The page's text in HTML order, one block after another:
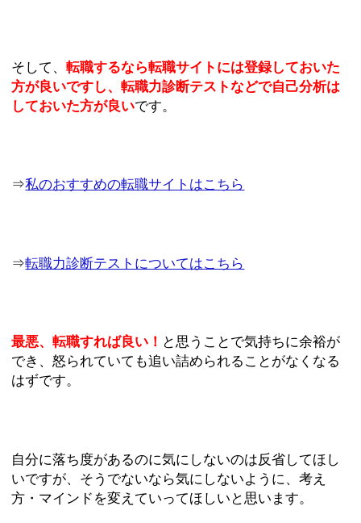
そして、転職するなら転職サイトには登録しておいた
方が良いですし、転職力診断テストなどで自己分析は
しておいた方が良いです。
⇒私のおすすめの転職サイトはこちら
⇒転職力診断テストについてはこちら
最悪、転職すれば良い！ と思うことで気持ちに余裕が
でき、怒られていても追い詰められることがなくなる
はずです。
自分に落ち度があるのに気にしないのは反省してほし
いですが、そうでないなら気にしないように、考え
方・マインドを変えていってほしいと思います。